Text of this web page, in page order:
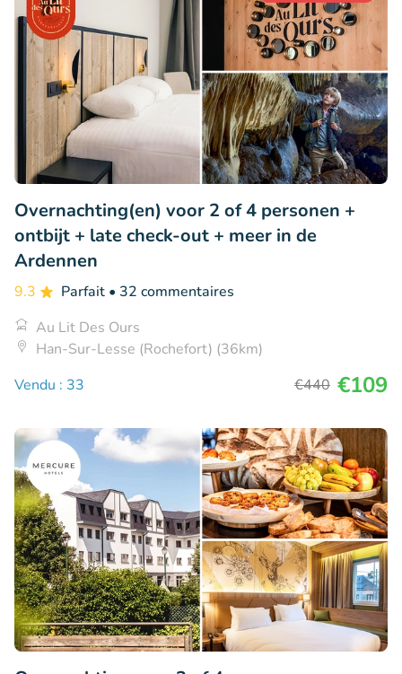
Overnachting(en) voor 2 of 4 personen +
ontbijt + late check-out + meer in de
Ardennen
9.3 Parfait • 32 commentaires
Au Lit Des Ours
Han-Sur-Lesse (Rochefort) (36km)
Vendu : 33
€440 €109